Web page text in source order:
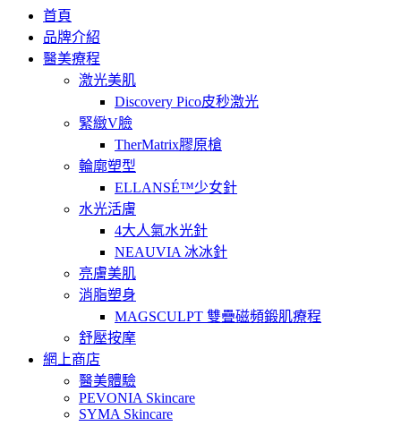
首頁
品牌介紹
醫美療程
激光美肌
Discovery Pico皮秒激光
緊緻V臉
TherMatrix膠原槍
輪廓塑型
ELLANSÉ™少女針
水光活膚
4大人氣水光針
NEAUVIA 冰冰針
亮膚美肌
消脂塑身
MAGSCULPT 雙疊磁頻鍛肌療程
舒壓按摩
網上商店
醫美體驗
PEVONIA Skincare
SYMA Skincare